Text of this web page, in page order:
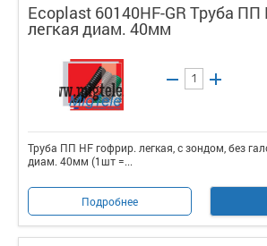
Ecoplast 60140HF-GR Труба ПП
легкая диам. 40мм
Труба ПП HF гофрир. легкая, с зондом, без
диам. 40мм (1шт =...
Подробнее